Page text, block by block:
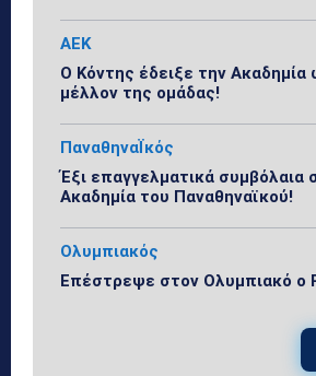
ΑΕΚ
Ο Κόντης έδειξε την
μέλλον της ομάδας!
ΠαναθηναΪκός
Έξι επαγγελματικά συμβόλαια
Ακαδημία του Παναθηναϊκού!
Ολυμπιακός
Επέστρεψε στον Ολυμπιακό ο